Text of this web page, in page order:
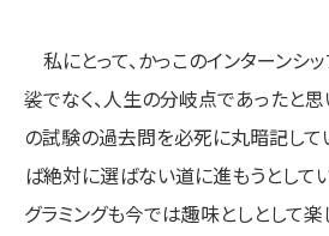
私にとって、かっこのインターンシ
裟でなく、人生の分岐点であったと思
の試験の過去問を必死に丸暗記し
ば絶対に選ばない道に進もうとして
グラミングも今では趣味としとして楽